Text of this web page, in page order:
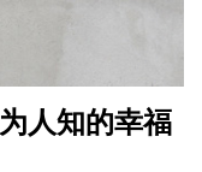
人知的幸福